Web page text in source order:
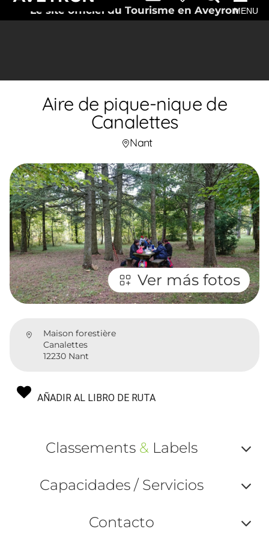
Le site officiel du Tourisme en AveyronMENU
Aire de pique-nique de
Canalettes
Nant
Ver más fotos
Maison forestière
Canalettes
12230 Nant
AÑADIR AL LIBRO DE RUTA
Classements &Labels
ou
Capacidades / Servicios
ou
Contacto